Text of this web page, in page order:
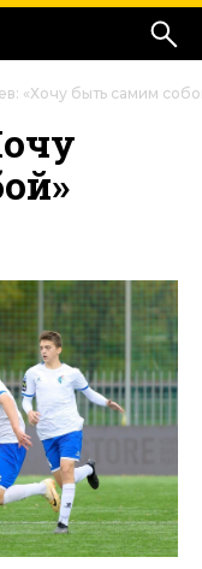
«Хочу быть самим